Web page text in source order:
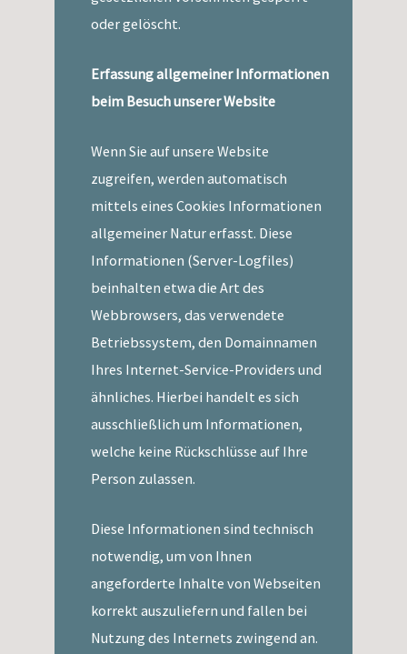
oder gelöscht.
Erfassung allgemeiner Informationen
beim Besuch unserer Website
Wenn Sie auf unsere Website
zugreifen, werden automatisch
mittels eines Cookies Informationen
allgemeiner Natur erfasst. Diese
Informationen (Server-Logfiles)
beinhalten etwa die Art des
Webbrowsers, das verwendete
Betriebssystem, den Domainnamen
Ihres Internet-Service-Providers und
ähnliches. Hierbei handelt es sich
ausschließlich um Informationen,
welche keine Rückschlüsse auf Ihre
Person zulassen.
Diese Informationen sind technisch
notwendig, um von Ihnen
angeforderte Inhalte von Webseiten
korrekt auszuliefern und fallen bei
Nutzung des Internets zwingend an.